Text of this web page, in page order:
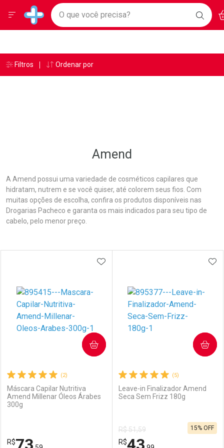
Drogarias Pacheco
Baixe nosso APP e aproveite Ofertas Exclusivas!
BAIXE
O APP
Ir direto para a home
pela página
Ir direto para o conteúdo
Ir direto para a busca
Ir direto para a ajuda
Ir direto para a notificações
Faça a sua busca
O que você precisa?
Menu
Breadcrumb
Drogarias Pacheco Amend
Amend
A Amend possui uma variedade de cosméticos capilares que
hidratam, nutrem e se você quiser, até colorem seus fios. Com
muitas opções de escolha, confira os produtos disponíveis nas
Drogarias Pacheco e garanta os mais indicados para seu tipo de
cabelo, pelo menor preço.
(2)
Máscara Capilar Nutritiva
Amend Millenar Óleos Árabes
300g
R$
ADICIONAR AOS FAVORITOS
COMPRAR
(5)
Leave-in Finalizador Amend
Seca Sem Frizz 180g
R$ 51,59
R$
15% OFF
COMPRAR
Âncoras
Filtros Ordenar por